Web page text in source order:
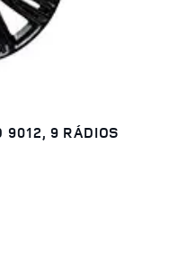
9012, 9 RÁDIOS